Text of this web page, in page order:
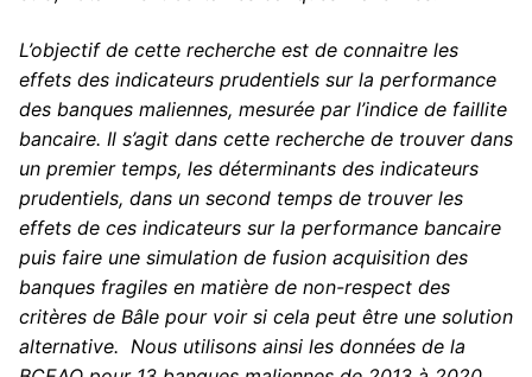
L’objectif de cette recherche est de connaitre les
effets des indicateurs prudentiels sur la performance
des banques maliennes, mesurée par l’indice de faillite
bancaire. Il s’agit dans cette recherche de trouver dans
un premier temps, les déterminants des indicateurs
prudentiels, dans un second temps de trouver les
effets de ces indicateurs sur la performance bancaire
puis faire une simulation de fusion acquisition des
banques fragiles en matière de non-respect des
critères de Bâle pour voir si cela peut être une solution
alternative. Nous utilisons ainsi les données de la